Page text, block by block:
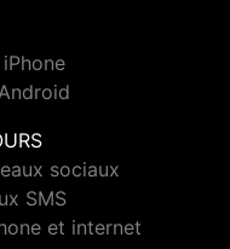
sociaux
SMS
et internet